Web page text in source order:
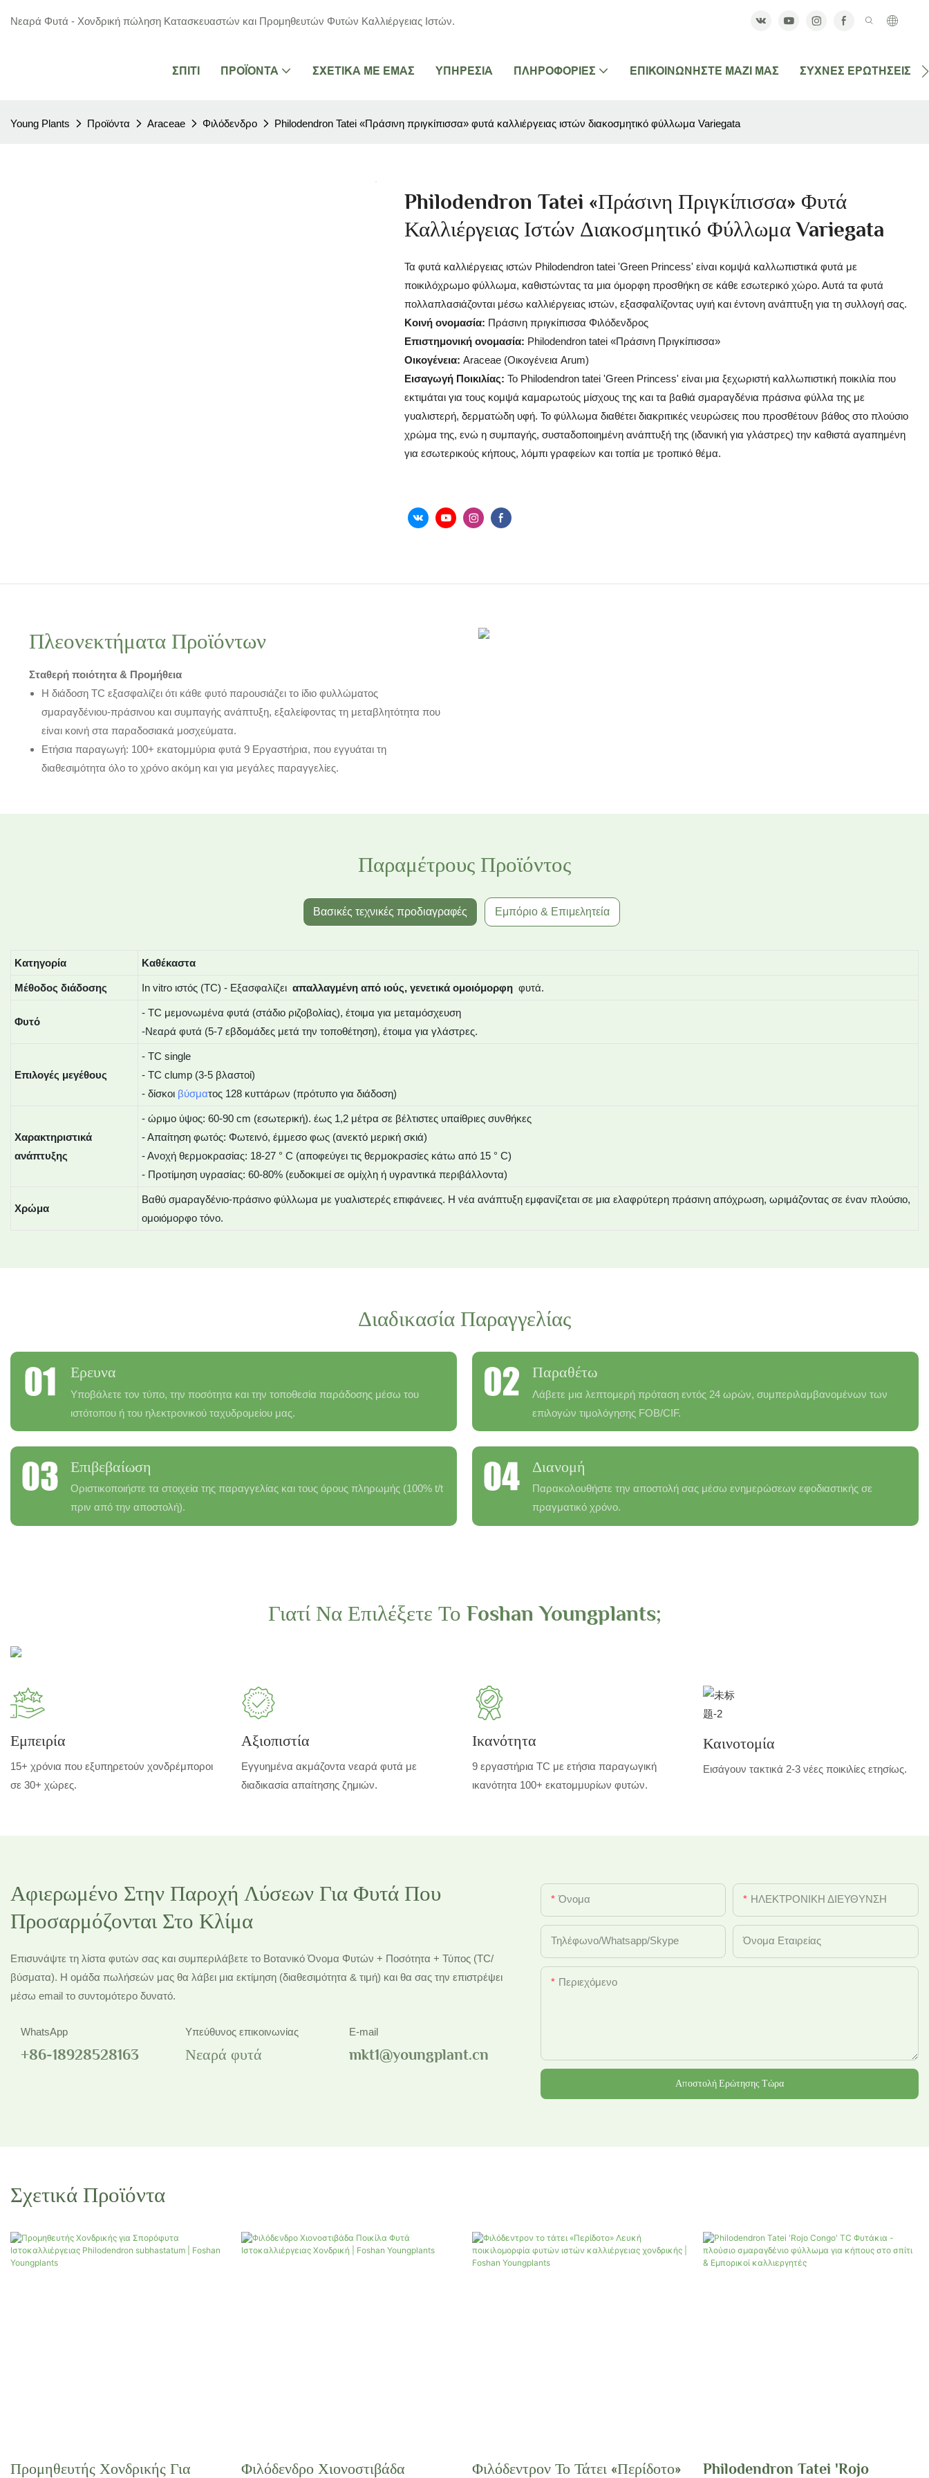
Νεαρά Φυτά - Χονδρική πώληση Κατασκευαστών και Προμηθευτών Φυτών Καλλιέργειας Ιστών.
ΣΠΊΤΙ ΠΡΟΪΌΝΤΑ ΣΧΕΤΙΚΆ ΜΕ ΕΜΆΣ ΥΠΗΡΕΣΊΑ ΠΛΗΡΟΦΟΡΊΕΣ ΕΠΙΚΟΙΝΩΝΉΣΤΕ ΜΑΖΊ ΜΑΣ ΣΥΧΝΈΣ ΕΡΩΤΉΣΕΙΣ
Young Plants Προϊόντα Araceae Φιλόδενδρο Philodendron Tatei «Πράσινη πριγκίπισσα» φυτά καλλιέργειας ιστών διακοσμητικό φύλλωμα Variegata
Philodendron Tatei «Πράσινη Πριγκίπισσα» Φυτά
Καλλιέργειας Ιστών Διακοσμητικό Φύλλωμα Variegata
Τα φυτά καλλιέργειας ιστών Philodendron tatei 'Green Princess' είναι κομψά καλλωπιστικά φυτά με
ποικιλόχρωμο φύλλωμα, καθιστώντας τα μια όμορφη προσθήκη σε κάθε εσωτερικό χώρο. Αυτά τα φυτά
πολλαπλασιάζονται μέσω καλλιέργειας ιστών, εξασφαλίζοντας υγιή και έντονη ανάπτυξη για τη συλλογή σας.
Κοινή ονομασία: Πράσινη πριγκίπισσα Φιλόδενδρος
Επιστημονική ονομασία: Philodendron tatei «Πράσινη Πριγκίπισσα»
Οικογένεια: Araceae (Οικογένεια Arum)
Εισαγωγή Ποικιλίας: Το Philodendron tatei 'Green Princess' είναι μια ξεχωριστή καλλωπιστική ποικιλία που
εκτιμάται για τους κομψά καμαρωτούς μίσχους της και τα βαθιά σμαραγδένια πράσινα φύλλα της με
γυαλιστερή, δερματώδη υφή. Το φύλλωμα διαθέτει διακριτικές νευρώσεις που προσθέτουν βάθος στο πλούσιο
χρώμα της, ενώ η συμπαγής, συσταδοποιημένη ανάπτυξή της (ιδανική για γλάστρες) την καθιστά αγαπημένη
για εσωτερικούς κήπους, λόμπι γραφείων και τοπία με τροπικό θέμα.
Πλεονεκτήματα Προϊόντων
Σταθερή ποιότητα & Προμήθεια
Η διάδοση TC εξασφαλίζει ότι κάθε φυτό παρουσιάζει το ίδιο φυλλώματος
σμαραγδένιου-πράσινου και συμπαγής ανάπτυξη, εξαλείφοντας τη μεταβλητότητα που
είναι κοινή στα παραδοσιακά μοσχεύματα.
Ετήσια παραγωγή: 100+ εκατομμύρια φυτά 9 Εργαστήρια, που εγγυάται τη
διαθεσιμότητα όλο το χρόνο ακόμη και για μεγάλες παραγγελίες.
Παραμέτρους Προϊόντος
Βασικές τεχνικές προδιαγραφές Εμπόριο & Επιμελητεία
Κατηγορία Καθέκαστα
Μέθοδος διάδοσης In vitro ιστός (TC) - Εξασφαλίζει απαλλαγμένη από ιούς, γενετικά ομοιόμορφη φυτά.
Φυτό
- TC μεμονωμένα φυτά (στάδιο ριζοβολίας), έτοιμα για μεταμόσχευση
-Νεαρά φυτά (5-7 εβδομάδες μετά την τοποθέτηση), έτοιμα για γλάστρες.
Επιλογές μεγέθους
- TC single
- TC clump (3-5 βλαστοί)
- δίσκοι βύσματος 128 κυττάρων (πρότυπο για διάδοση)
Χαρακτηριστικά
ανάπτυξης
- ώριμο ύψος: 60-90 cm (εσωτερική). έως 1,2 μέτρα σε βέλτιστες υπαίθριες συνθήκες
- Απαίτηση φωτός: Φωτεινό, έμμεσο φως (ανεκτό μερική σκιά)
- Ανοχή θερμοκρασίας: 18-27 ° C (αποφεύγει τις θερμοκρασίες κάτω από 15 ° C)
- Προτίμηση υγρασίας: 60-80% (ευδοκιμεί σε ομίχλη ή υγραντικά περιβάλλοντα)
Χρώμα
Βαθύ σμαραγδένιο-πράσινο φύλλωμα με γυαλιστερές επιφάνειες. Η νέα ανάπτυξη εμφανίζεται σε μια ελαφρύτερη πράσινη απόχρωση, ωριμάζοντας σε έναν πλούσιο,
ομοιόμορφο τόνο.
Διαδικασία Παραγγελίας
Ερευνα
Υποβάλετε τον τύπο, την ποσότητα και την τοποθεσία παράδοσης μέσω του
ιστότοπου ή του ηλεκτρονικού ταχυδρομείου μας.
Παραθέτω
Λάβετε μια λεπτομερή πρόταση εντός 24 ωρών, συμπεριλαμβανομένων των
επιλογών τιμολόγησης FOB/CIF.
Επιβεβαίωση
Οριστικοποιήστε τα στοιχεία της παραγγελίας και τους όρους πληρωμής (100% t/t
πριν από την αποστολή).
Διανομή
Παρακολουθήστε την αποστολή σας μέσω ενημερώσεων εφοδιαστικής σε
πραγματικό χρόνο.
Γιατί Να Επιλέξετε Το Foshan Youngplants;
Εμπειρία
15+ χρόνια που εξυπηρετούν χονδρέμποροι
σε 30+ χώρες.
Αξιοπιστία
Εγγυημένα ακμάζοντα νεαρά φυτά με
διαδικασία απαίτησης ζημιών.
Ικανότητα
9 εργαστήρια TC με ετήσια παραγωγική
ικανότητα 100+ εκατομμυρίων φυτών.
Καινοτομία
Εισάγουν τακτικά 2-3 νέες ποικιλίες ετησίως.
Αφιερωμένο Στην Παροχή Λύσεων Για Φυτά Που
Προσαρμόζονται Στο Κλίμα
Επισυνάψτε τη λίστα φυτών σας και συμπεριλάβετε το Βοτανικό Όνομα Φυτών + Ποσότητα + Τύπος (TC/
βύσματα). Η ομάδα πωλήσεών μας θα λάβει μια εκτίμηση (διαθεσιμότητα & τιμή) και θα σας την επιστρέψει
μέσω email το συντομότερο δυνατό.
WhatsApp
+86-18928528163
Υπεύθυνος επικοινωνίας
Νεαρά φυτά
E-mail
mkt1@youngplant.cn
Όνομα ΗΛΕΚΤΡΟΝΙΚΗ ΔΙΕΥΘΥΝΣΗ
Τηλέφωνο/Whatsapp/Skype Όνομα Εταιρείας
Περιεχόμενο
Αποστολή Ερώτησης Τώρα
Σχετικά Προϊόντα
Προμηθευτής Χονδρικής Για Φιλόδενδρο Χιονοστιβάδα Φιλόδεντρον Το Τάτει «Περίδοτο» Philodendron Tatei 'Rojo